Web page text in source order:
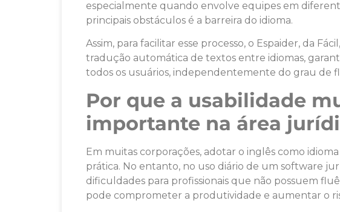
especialmente quando envolve equipes em
principais obstáculos é a barreira do idioma.
Assim, para facilitar esse processo, o Espaider, da
tradução automática de textos entre idiomas,
todos os usuários, independentemente do grau de
Por que a usabilidade
importante na área
Em muitas corporações, adotar o inglês como
prática. No entanto, no uso diário de um software
dificuldades para profissionais que não possuem
pode comprometer a produtividade e aumentar o